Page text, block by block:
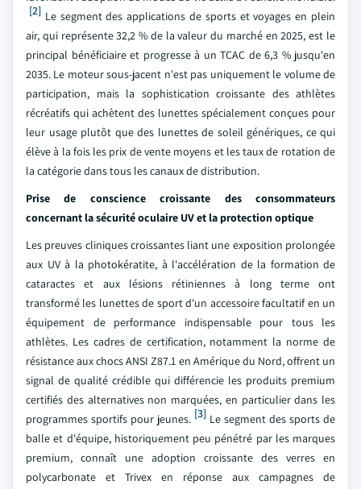
[2] Le segment des applications de sports et voyages en plein
air, qui représente 32,2 % de la valeur du marché en 2025, est le
principal bénéficiaire et progresse à un TCAC de 6,3 % jusqu'en
2035. Le moteur sous-jacent n'est pas uniquement le volume de
participation, mais la sophistication croissante des athlètes
récréatifs qui achètent des lunettes spécialement conçues pour
leur usage plutôt que des lunettes de soleil génériques, ce qui
élève à la fois les prix de vente moyens et les taux de rotation de
la catégorie dans tous les canaux de distribution.
Prise de conscience croissante des consommateurs
concernant la sécurité oculaire UV et la protection optique
Les preuves cliniques croissantes liant une exposition prolongée
aux UV à la photokératite, à l'accélération de la formation de
cataractes et aux lésions rétiniennes à long terme ont
transformé les lunettes de sport d'un accessoire facultatif en un
équipement de performance indispensable pour tous les
athlètes. Les cadres de certification, notamment la norme de
résistance aux chocs ANSI Z87.1 en Amérique du Nord, offrent un
signal de qualité crédible qui différencie les produits premium
certifiés des alternatives non marquées, en particulier dans les
programmes sportifs pour jeunes. [3] Le segment des sports de
balle et d'équipe, historiquement peu pénétré par les marques
premium, connaît une adoption croissante des verres en
polycarbonate et Trivex en réponse aux campagnes de